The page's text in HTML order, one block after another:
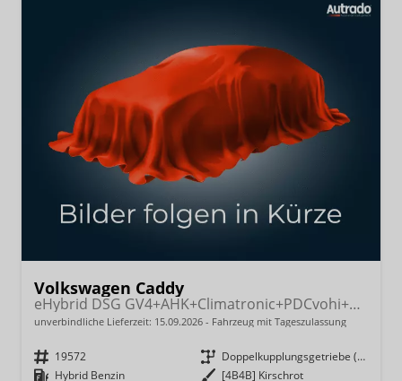
Volkswagen Caddy
eHybrid DSG GV4+AHK+Climatronic+PDCvohi+Cam+Regensens.+AppConnect
unverbindliche Lieferzeit: 15.09.2026 Fahrzeug mit Tageszulassung
Fahrzeugnr. 19572 Getriebe
Doppelkupplungsgetriebe (DSG)
Kraftstoff Hybrid Benzin Außenfarbe [4B4B] Kirschrot